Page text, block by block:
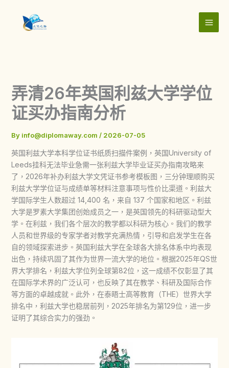
content
弄清26年英国利兹大学学位
证买办指南分析
By info@diplomaway.com / 2026-07-05
英国利兹大学本科学位证书纸质扫描件案例，英国University of
Leeds挂科无法毕业急需一张利兹大学毕业证买办指南攻略来
了，2026年补办利兹大学文凭证书参考模板图，三分钟理顺购买
利兹大学学位证与成绩单等材料注意事项与性价比渠道。利兹大
学国际学生人数超过 14,400 名，来自 137 个国家和地区。利兹
大学是罗素大学集团创始成员之一，是英国领先的科研驱动型大
学。在利兹，我们各个层次的教学都以科研为核心。我们的教学
人员和世界级的专家学者对教学充满热情，引导和启发学生在各
自的领域探索进步。英国利兹大学在全球各大排名体系中均表现
出色，持续巩固了其作为世界一流大学的地位。根据2025年QS世
界大学排名，利兹大学位列全球第82位，这一成绩不仅彰显了其
在国际学术界的广泛认可，也反映了其在教学、科研及国际合作
等方面的卓越成就。此外，在泰晤士高等教育（THE）世界大学
排名中，利兹大学也稳居前列，2025年排名为第129位，进一步
证明了其综合实力的强劲。